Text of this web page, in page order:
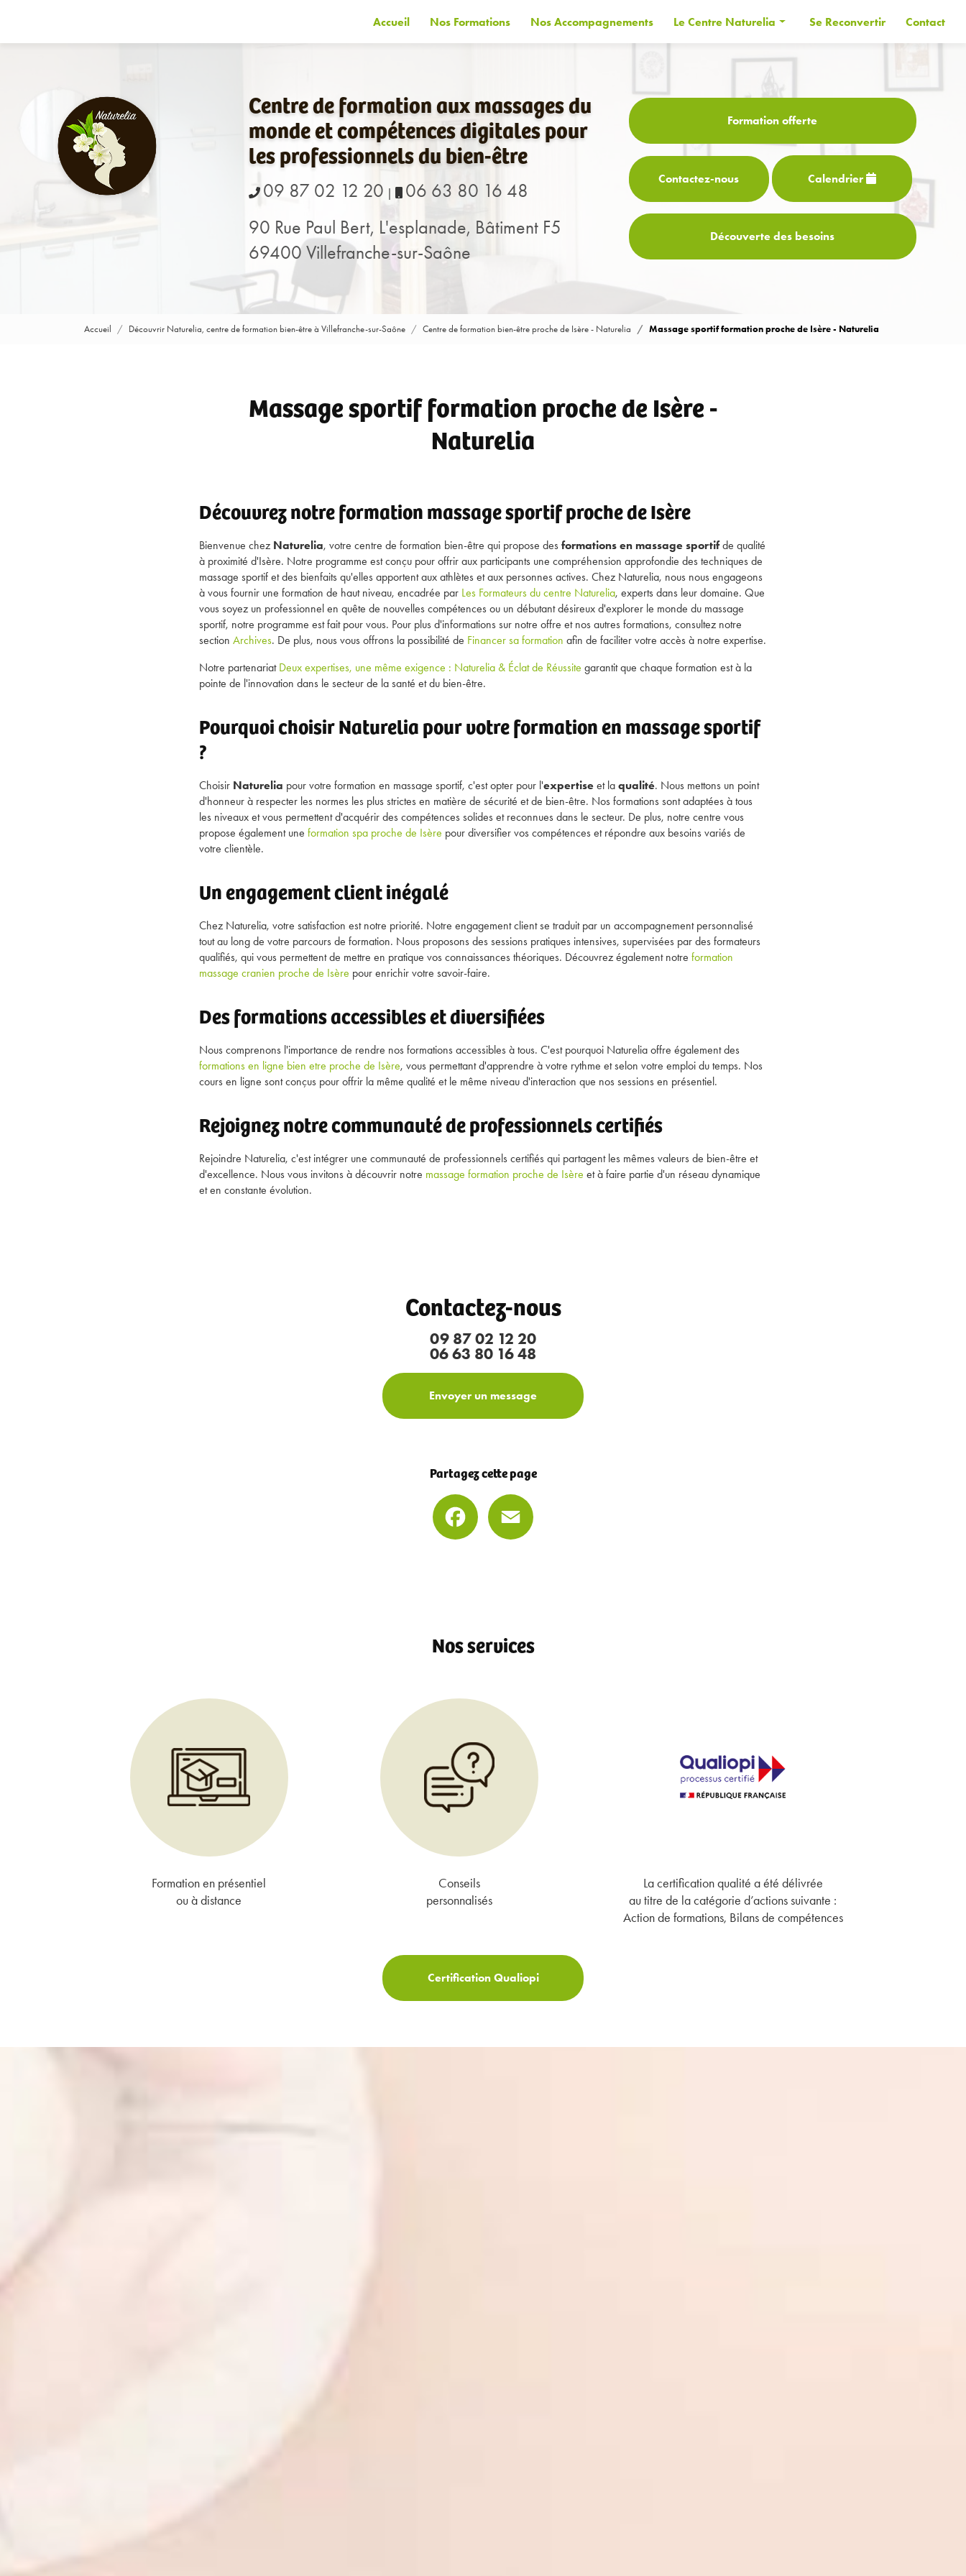
Accueil
Nos Formations Nos Accompagnements Le Centre Naturelia
Informations générales
Se Reconvertir Contact
Centre de formation aux massages du
monde et compétences digitales pour
les professionnels du bien-être
09 87 02 12 20 |
06 63 80 16 48
90 Rue Paul Bert, L'esplanade, Bâtiment F5
69400 Villefranche-sur-Saône
Formation offerte
Contactez-nous Calendrier
Découverte des besoins
Accueil Découvrir Naturelia, centre de formation bien-être à Villefranche-sur-Saône Centre de formation bien-être proche de Isère - Naturelia Massage sportif formation proche de Isère - Naturelia
Massage sportif formation proche de Isère -
Naturelia
Découvrez notre formation massage sportif proche de Isère
Bienvenue chez Naturelia, votre centre de formation bien-être qui propose des formations en massage sportifde qualité
à proximité d'Isère. Notre programme est conçu pour offrir aux participants une compréhension approfondie des techniques de
massage sportif et des bienfaits qu'elles apportent aux athlètes et aux personnes actives. Chez Naturelia, nous nous engageons
à vous fournir une formation de haut niveau, encadrée par Les Formateurs du centre Naturelia, experts dans leur domaine. Que
vous soyez un professionnel en quête de nouvelles compétences ou un débutant désireux d'explorer le monde du massage
sportif, notre programme est fait pour vous. Pour plus d'informations sur notre offre et nos autres formations, consultez notre
section Archives. De plus, nous vous offrons la possibilité de Financer sa formation afin de faciliter votre accès à notre expertise.
Notre partenariat Deux expertises, une même exigence : Naturelia & Éclat de Réussite garantit que chaque formation est à la
pointe de l'innovation dans le secteur de la santé et du bien-être.
Pourquoi choisir Naturelia pour votre formation en massage sportif
?
Choisir Naturelia pour votre formation en massage sportif, c'est opter pour l'expertise et la qualité. Nous mettons un point
d'honneur à respecter les normes les plus strictes en matière de sécurité et de bien-être. Nos formations sont adaptées à tous
les niveaux et vous permettent d'acquérir des compétences solides et reconnues dans le secteur. De plus, notre centre vous
propose également une formation spa proche de Isère pour diversifier vos compétences et répondre aux besoins variés de
votre clientèle.
Un engagement client inégalé
Chez Naturelia, votre satisfaction est notre priorité. Notre engagement client se traduit par un accompagnement personnalisé
tout au long de votre parcours de formation. Nous proposons des sessions pratiques intensives, supervisées par des formateurs
qualifiés, qui vous permettent de mettre en pratique vos connaissances théoriques. Découvrez également notre formation
massage cranien proche de Isère pour enrichir votre savoir-faire.
Des formations accessibles et diversifiées
Nous comprenons l'importance de rendre nos formations accessibles à tous. C'est pourquoi Naturelia offre également des
formations en ligne bien etre proche de Isère, vous permettant d'apprendre à votre rythme et selon votre emploi du temps. Nos
cours en ligne sont conçus pour offrir la même qualité et le même niveau d'interaction que nos sessions en présentiel.
Rejoignez notre communauté de professionnels certifiés
Rejoindre Naturelia, c'est intégrer une communauté de professionnels certifiés qui partagent les mêmes valeurs de bien-être et
d'excellence. Nous vous invitons à découvrir notre massage formation proche de Isère et à faire partie d'un réseau dynamique
et en constante évolution.
Contactez-nous
09 87 02 12 20
06 63 80 16 48
Envoyer un message
Partagez cette page
Facebook
Nos services
Formation en présentiel
ou à distance
Conseils
personnalisés
La certification qualité a été délivrée
au titre de la catégorie d’actions suivante :
Action de formations, Bilans de compétences
Certification Qualiopi